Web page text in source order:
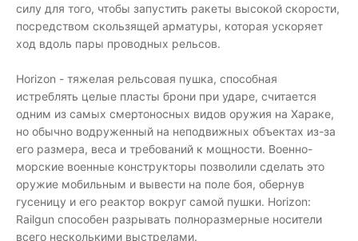
силу для того, чтобы запустить ракеты высокой скорости,
посредством скользящей арматуры, которая ускоряет
ход вдоль пары проводных рельсов.
Horizon - тяжелая рельсовая пушка, способная
истреблять целые пласты брони при ударе, считается
одним из самых смертоносных видов оружия на Хараке,
но обычно водруженный на неподвижных объектах из-за
его размера, веса и требований к мощности. Военно-
морские военные конструкторы позволили сделать это
оружие мобильным и вывести на поле боя, обернув
гусеницу и его реактор вокруг самой пушки. Horizon:
Railgun способен разрывать полноразмерные носители
всего несколькими выстрелами.